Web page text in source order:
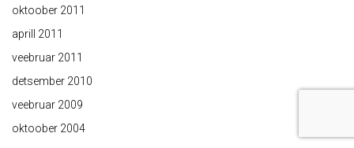
oktoober 2011
aprill 2011
veebruar 2011
detsember 2010
veebruar 2009
oktoober 2004